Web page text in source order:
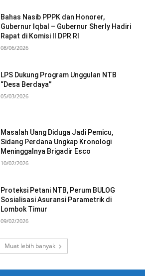
Bahas Nasib PPPK dan Honorer,
Gubernur Iqbal – Gubernur Sherly Hadiri
Rapat di Komisi II DPR RI
08/06/2026
LPS Dukung Program Unggulan NTB
“Desa Berdaya”
05/03/2026
Masalah Uang Diduga Jadi Pemicu,
Sidang Perdana Ungkap Kronologi
Meninggalnya Brigadir Esco
10/02/2026
Proteksi Petani NTB, Perum BULOG
Sosialisasi Asuransi Parametrik di
Lombok Timur
09/02/2026
Muat lebih banyak